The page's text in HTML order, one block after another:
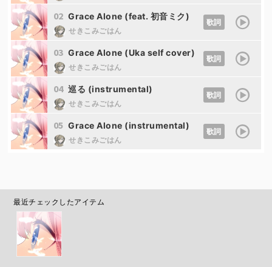
02 Grace Alone (feat. 初音ミク)
せきこみごはん
歌詞
03 Grace Alone (Uka self cover)
せきこみごはん
歌詞
04 巡る (instrumental)
せきこみごはん
歌詞
05 Grace Alone (instrumental)
せきこみごはん
歌詞
最近チェックしたアイテム